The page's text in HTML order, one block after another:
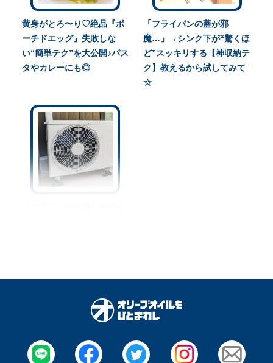
黄身がとろ〜り♡絶品『ポ
ーチドエッグ』失敗しな
い“簡単テク”を大公開♪パス
タやカレーにも◎
「フライパンの蓋が邪
魔…」→シンク下が“驚くほ
ど”スッキリする【神収納テ
ク】教えるから試してみて
☆